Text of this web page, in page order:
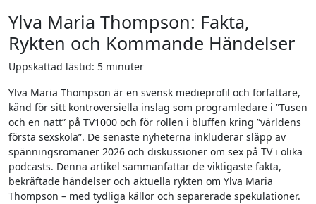
Ylva Maria Thompson: Fakta,
Rykten och Kommande Händelser
Uppskattad lästid: 5 minuter
Ylva Maria Thompson är en svensk medieprofil och författare,
känd för sitt kontroversiella inslag som programledare i ”Tusen
och en natt” på TV1000 och för rollen i bluffen kring ”världens
första sexskola”. De senaste nyheterna inkluderar släpp av
spänningsromaner 2026 och diskussioner om sex på TV i olika
podcasts. Denna artikel sammanfattar de viktigaste fakta,
bekräftade händelser och aktuella rykten om Ylva Maria
Thompson – med tydliga källor och separerade spekulationer.